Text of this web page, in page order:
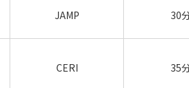
JAMP 30
CERI 35